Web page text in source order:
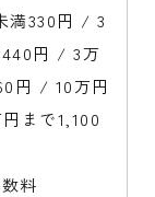
満330円 / 3
440円 / 3万
円 / 10万円
まで1,100
料